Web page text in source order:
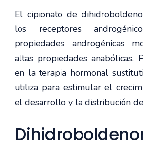
El cipionato de
los receptores
propiedades androgénicas
altas propiedades anabólicas.
en la terapia hormonal
utiliza para estimular el
el desarrollo y la distribución